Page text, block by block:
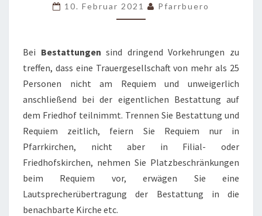
4.2.2021)
10. Februar 2021 Pfarrbuero
Bei Bestattungen sind dringend Vorkehrungen zu
treffen, dass eine Trauergesellschaft von mehr als 25
Personen nicht am Requiem und unweigerlich
anschließend bei der eigentlichen Bestattung auf
dem Friedhof teilnimmt. Trennen Sie Bestattung und
Requiem zeitlich, feiern Sie Requiem nur in
Pfarrkirchen, nicht aber in Filial- oder
Friedhofskirchen, nehmen Sie Platzbeschränkungen
beim Requiem vor, erwägen Sie eine
Lautsprecherübertragung der Bestattung in die
benachbarte Kirche etc.